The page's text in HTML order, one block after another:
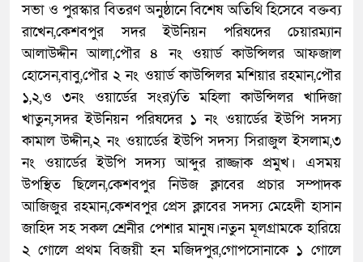
সভা ও পুরস্কার বিতরণ অনুষ্ঠানে বিশেষ অতিথি হিসেবে বক্তব্য
রাখেন,কেশবপুর সদর ইউনিয়ন পরিষদের চেয়ারম্যান
আলাউদ্দীন আলা,পৌর ৪ নং ওয়ার্ড কাউন্সিলর আফজাল
হোসেন,বাবু,পৌর ২ নং ওয়ার্ড কাউন্সিলর মশিয়ার রহমান,পৌর
১,২,ও ৩নং ওয়ার্ডের সংরÿিত মহিলা কাউন্সিলর খাদিজা
খাতুন,সদর ইউনিয়ন পরিষদের ১ নং ওয়ার্ডের ইউপি সদস্য
কামাল উদ্দীন,২ নং ওয়ার্ডের ইউপি সদস্য সিরাজুল ইসলাম,৩
নং ওয়ার্ডের ইউপি সদস্য আব্দুর রাজ্জাক প্রমুখ। এসময়
উপস্থিত ছিলেন,কেশবপুর নিউজ ক্লাবের প্রচার সম্পাদক
আজিজুর রহমান,কেশবপুর প্রেস ক্লাবের সদস্য মেহেদী হাসান
জাহিদ সহ সকল শ্রেনীর পেশার মানুষ।নতুন মূলগ্রামকে হারিয়ে
২ গোলে প্রথম বিজয়ী হন মজিদপুর,গোপসোনাকে ১ গোলে